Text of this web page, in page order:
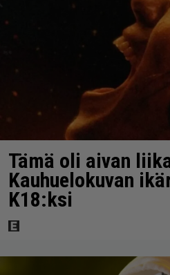
Tämä oli aivan
Kauhuelokuvan
K18:ksi